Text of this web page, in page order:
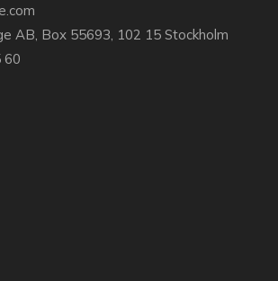
AB, Box 55693, 102 15 Stockholm
60